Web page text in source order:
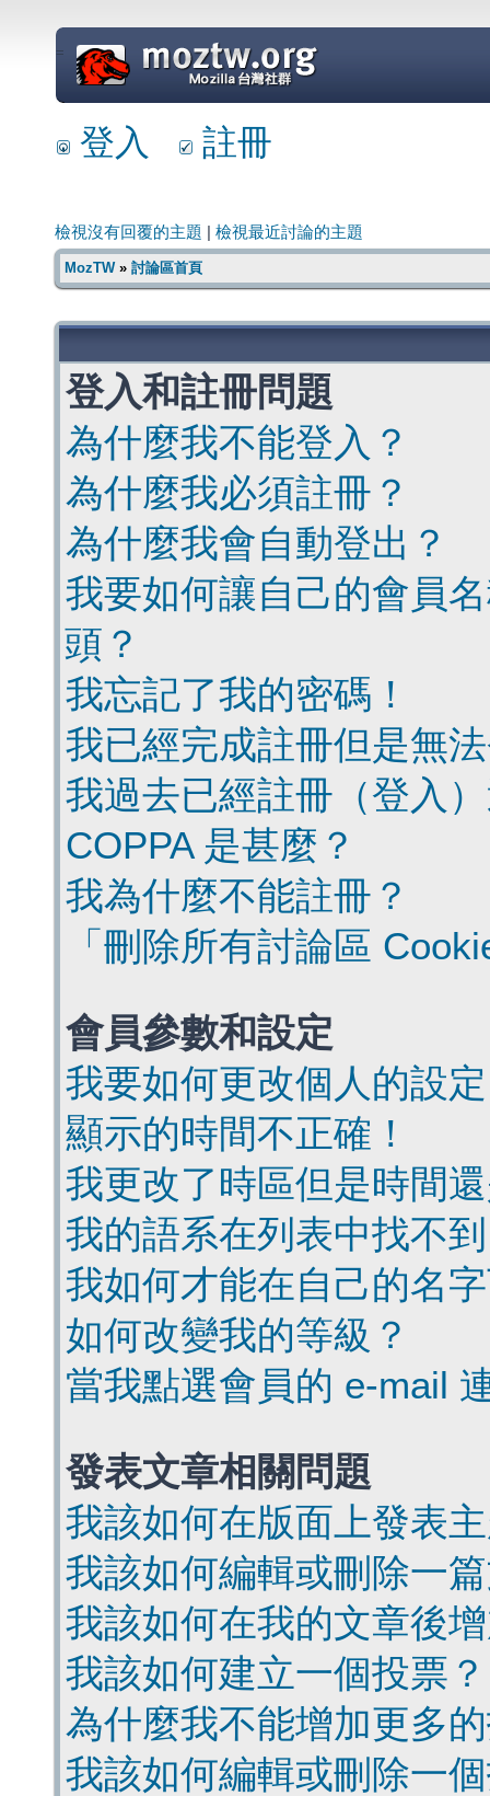
=
登入 註冊
檢視沒有回覆的主題 檢視最近討論的主題
MozTW» 討論區首頁
登入和註冊問題
為什麼我不能登入？
為什麼我必須註冊？
為什麼我會自動登出？
我要如何讓自己的會員
頭？
我忘記了我的密碼！
我已經完成註冊但是無
我過去已經註冊（登入
COPPA 是甚麼？
我為什麼不能註冊？
「刪除所有討論區
會員參數和設定
我要如何更改個人的設
顯示的時間不正確！
我更改了時區但是時間
我的語系在列表中找不
我如何才能在自己的名
如何改變我的等級？
當我點選會員的 e-mail
發表文章相關問題
我該如何在版面上發表
我該如何編輯或刪除一
我該如何在我的文章後
我該如何建立一個投票？
為什麼我不能增加更多
我該如何編輯或刪除一